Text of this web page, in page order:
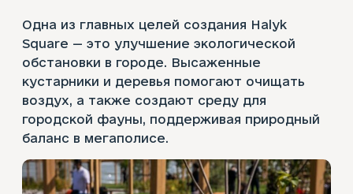
Одна из главных целей создания Halyk
Square — это улучшение экологической
обстановки в городе. Высаженные
кустарники и деревья помогают очищать
воздух, а также создают среду для
городской фауны, поддерживая природный
баланс в мегаполисе.